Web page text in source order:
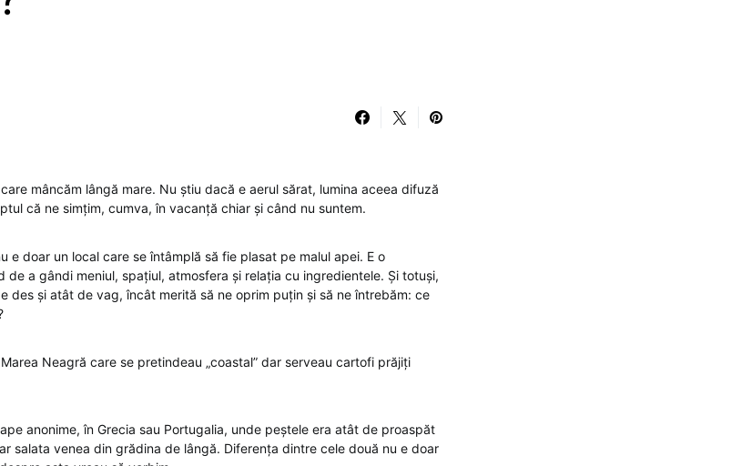
mâncăm lângă mare. Nu știu dacă e aerul sărat, lumina aceea difuză
că ne simțim, cumva, în vacanță chiar și când nu suntem.
e doar un local care se întâmplă să fie plasat pe malul apei. E o
de a gândi meniul, spațiul, atmosfera și relația cu ingredientele. Și totuși,
des și atât de vag, încât merită să ne oprim puțin și să ne întrebăm: ce
Neagră care se pretindeau „coastal” dar serveau cartofi prăjiți
anonime, în Grecia sau Portugalia, unde peștele era atât de proaspăt
salata venea din grădina de lângă. Diferența dintre cele două nu e doar